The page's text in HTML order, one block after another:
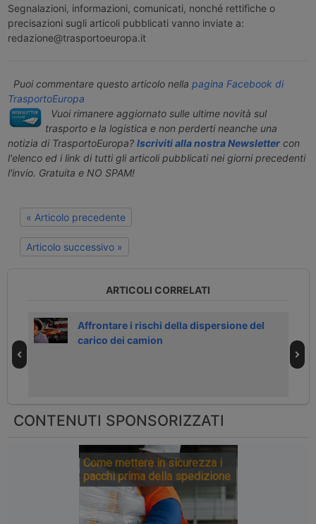
Segnalazioni, informazioni, comunicati, nonché rettifiche o
precisazioni sugli articoli pubblicati vanno inviate a:
redazione@trasportoeuropa.it
Puoi commentare questo articolo nella pagina Facebook di
TrasportoEuropa
Vuoi rimanere aggiornato sulle ultime novità sul
trasporto e la logistica e non perderti neanche una
notizia di TrasportoEuropa? Iscriviti alla nostra Newslettercon
l'elenco ed i link di tutti gli articoli pubblicati nei giorni precedenti
l'invio. Gratuita e NO SPAM!
« Articolo precedente
Articolo successivo »
ARTICOLI CORRELATI
Affrontare i rischi della dispersione del
carico dei camion
CONTENUTI SPONSORIZZATI
Come mettere in sicurezza i
pacchi prima della spedizione